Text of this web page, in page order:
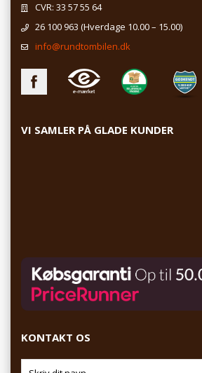
CVR: 33 57 55 64
26 100 963 (Hverdage 10.00 – 15.00)
info@rundtombilen.dk
VI SAMLER PÅ GLADE KUNDER
KONTAKT OS